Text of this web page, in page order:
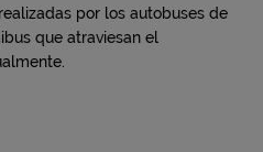
por los autobuses de
que atraviesan el